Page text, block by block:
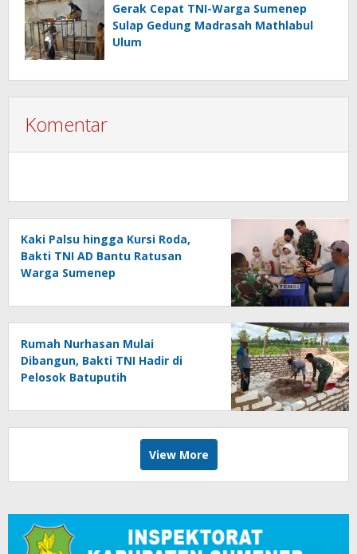
Gerak Cepat TNI-Warga Sumenep
Sulap Gedung Madrasah Mathlabul
Ulum
Komentar
Kaki Palsu hingga Kursi Roda,
Bakti TNI AD Bantu Ratusan
Warga Sumenep
Rumah Nurhasan Mulai
Dibangun, Bakti TNI Hadir di
Pelosok Batuputih
View More